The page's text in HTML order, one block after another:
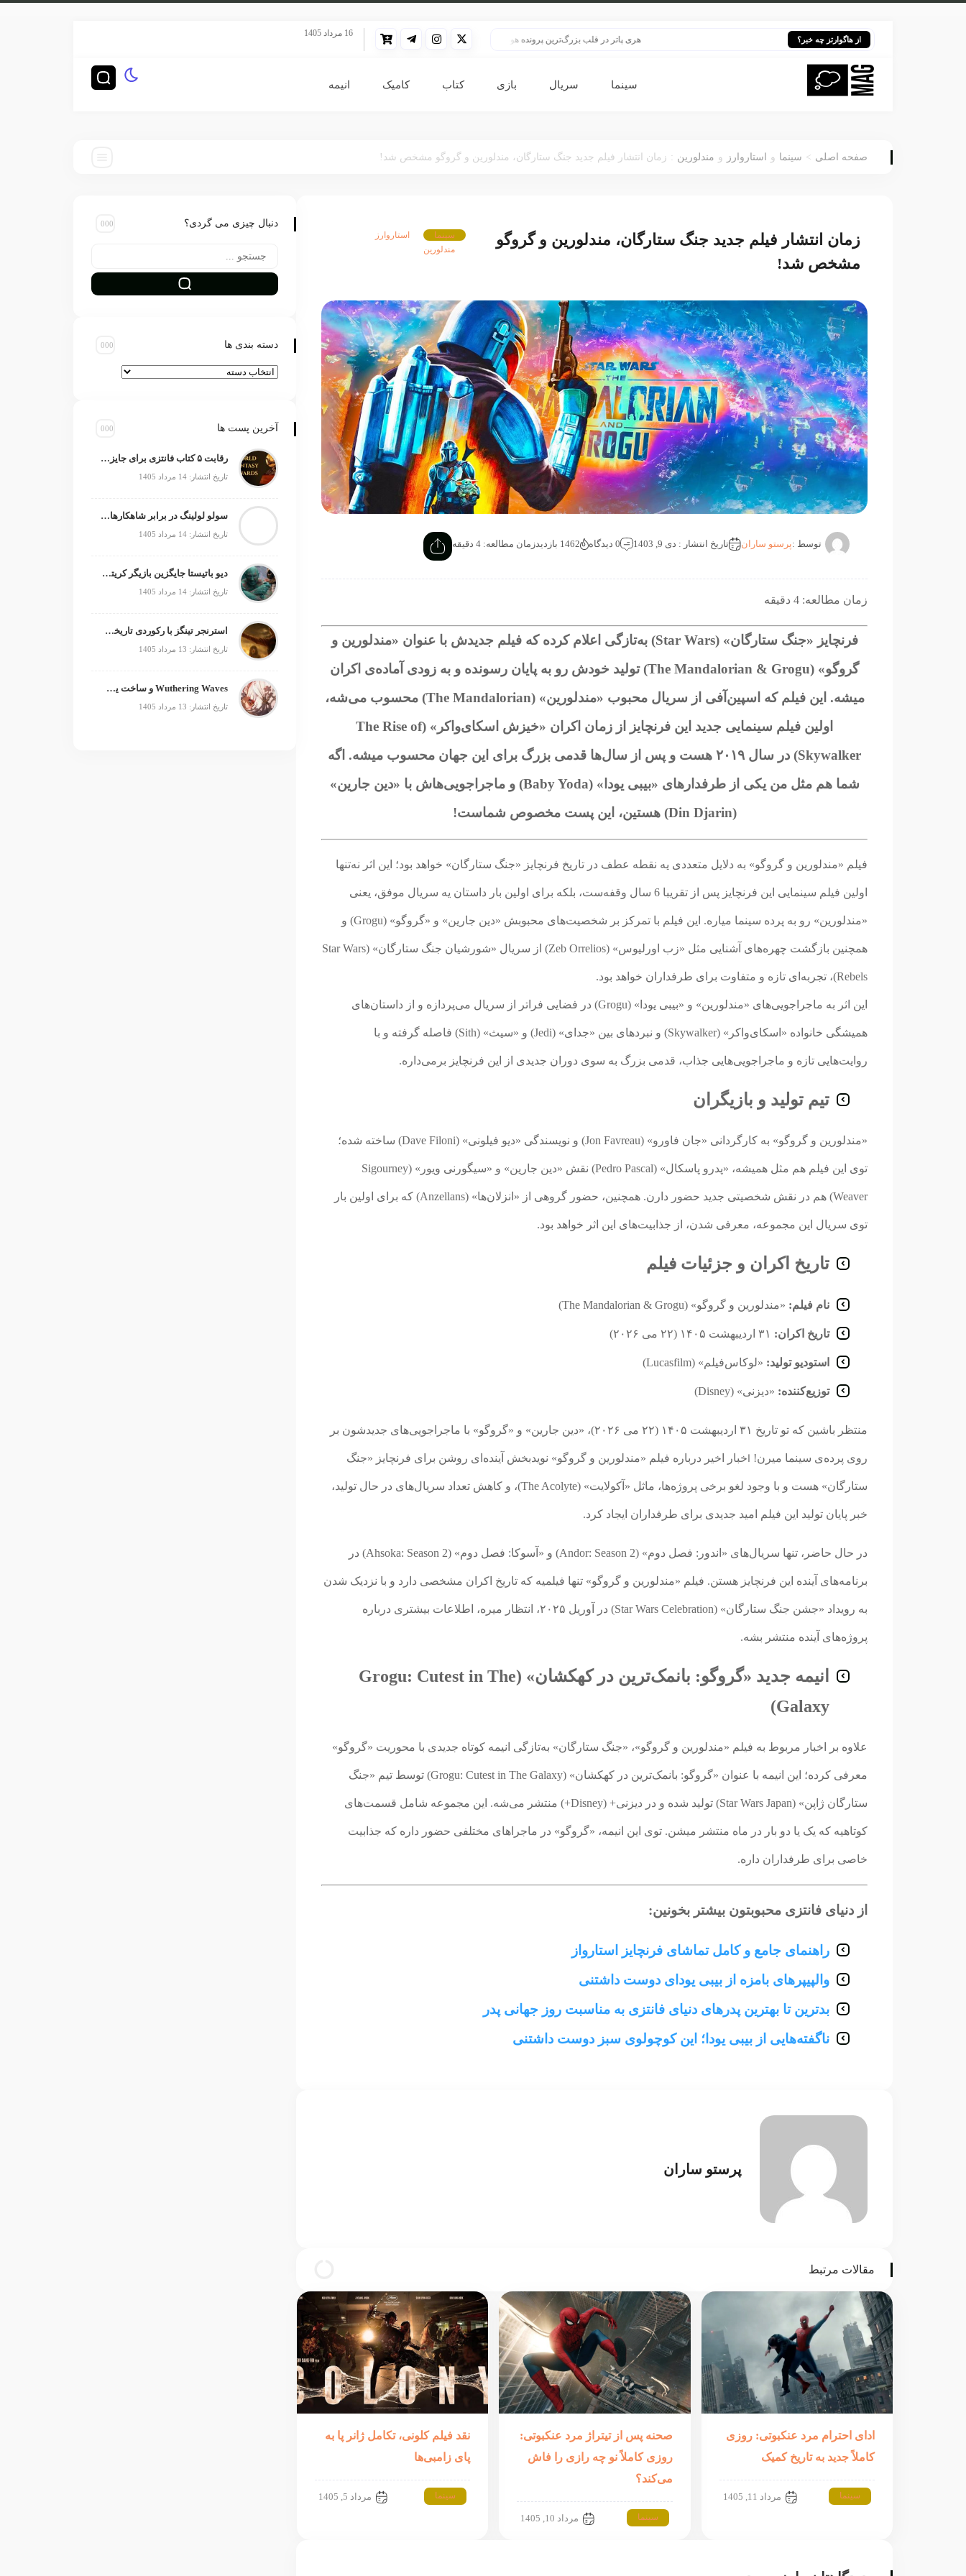
از هاگوارتز چه خبر؟ هری پاتر در قلب بزرگ‌ترین پرونده هوش مصنوعی HBO سنت قدیمی خود را برای پخش سریال هری پاتر تغییر داد
16 مرداد 1405
سینما سریال بازی کتاب کامیک انیمه
صفحه اصلی > سینما و استاروارز و مندلورین : زمان انتشار فیلم جدید جنگ ستارگان، مندلورین و گروگو مشخص شد!
زمان انتشار فیلم جدید جنگ ستارگان، مندلورین و گروگو
مشخص شد!
سینما
استاروارز
مندلورین
توسط :پرستو ساران تاریخ انتشار : دی 9, 1403 0 دیدگاه 1462 بازدید زمان مطالعه: 4 دقیقه
زمان مطالعه: 4 دقیقه
فرنچایز «جنگ ستارگان» (Star Wars) به‌تازگی اعلام کرده که فیلم جدیدش با عنوان «مندلورین و
گروگو» (The Mandalorian & Grogu) تولید خودش رو به پایان رسونده و به زودی آماده‌ی اکران
میشه. این فیلم که اسپین‌آفی از سریال محبوب «مندلورین» (The Mandalorian) محسوب می‌شه،
اولین فیلم سینمایی جدید این فرنچایز از زمان اکران «خیزش اسکای‌واکر» (The Rise of
Skywalker) در سال ۲۰۱۹ هست و پس از سال‌ها قدمی بزرگ برای این جهان محسوب میشه. اگه
شما هم مثل من یکی از طرفدارهای «بیبی یودا» (Baby Yoda) و ماجراجویی‌هاش با «دین جارین»
(Din Djarin) هستین، این پست مخصوص شماست!
فیلم «مندلورین و گروگو» به دلایل متعددی یه نقطه عطف در تاریخ فرنچایز «جنگ ستارگان» خواهد بود؛ این اثر نه‌تنها
اولین فیلم سینمایی این فرنچایز پس از تقریبا 6 سال وقفه‌ست، بلکه برای اولین بار داستان یه سریال موفق، یعنی
«مندلورین» رو به پرده سینما میاره. این فیلم با تمرکز بر شخصیت‌های محبوبش «دین جارین» و «گروگو» (Grogu) و
همچنین بازگشت چهره‌های آشنایی مثل «زب اورلیوس» (Zeb Orrelios) از سریال «شورشیان جنگ ستارگان» (Star Wars
Rebels)، تجربه‌ای تازه و متفاوت برای طرفداران خواهد بود.
این اثر به ماجراجویی‌های «مندلورین» و «بیبی یودا» (Grogu) در فضایی فراتر از سریال می‌پردازه و از داستان‌های
همیشگی خانواده «اسکای‌واکر» (Skywalker) و نبردهای بین «جدای» (Jedi) و «سیث» (Sith) فاصله گرفته و با
روایت‌هایی تازه و ماجراجویی‌هایی جذاب، قدمی بزرگ به سوی دوران جدیدی از این فرنچایز برمی‌داره.
تیم تولید و بازیگران
«مندلورین و گروگو» به کارگردانی «جان فاورو» (Jon Favreau) و نویسندگی «دیو فیلونی» (Dave Filoni) ساخته شده؛
توی این فیلم هم مثل همیشه، «پدرو پاسکال» (Pedro Pascal) نقش «دین جارین» و «سیگورنی ویور» (Sigourney
Weaver) هم در نقش شخصیتی جدید حضور دارن. همچنین، حضور گروهی از «انزلان‌ها» (Anzellans) که برای اولین بار
توی سریال این مجموعه، معرفی شدن، از جذابیت‌های این اثر خواهد بود.
تاریخ اکران و جزئیات فیلم
نام فیلم: «مندلورین و گروگو» (The Mandalorian & Grogu)
تاریخ اکران:
استودیو تولید: «لوکاس‌فیلم» (Lucasfilm)
توزیع‌کننده: «دیزنی» (Disney)
منتظر باشین که تو تاریخ ۳۱ اردیبهشت ۱۴۰۵ (۲۲ می ۲۰۲۶)، «دین جارین» و «گروگو» با ماجراجویی‌های جدیدشون بر
روی پرده‌ی سینما میرن! خبار اخیر درباره فیلم «مندلورین و گروگو» نویدبخش آینده‌ای روشن برای فرنچایز «جنگ
ستارگان» هست و با وجود لغو برخی پروژه‌ها، ماثل «آکولایت» (The Acolyte)، و کاهش تعداد سریال‌های در حال تولید،
خبر پایان تولید این فیلم امید جدیدی برای طرفداران ایجاد کرد.
در حال حاضر، تنها سریال‌های «اندور: فصل دوم» (Andor: Season 2) و «آسوکا: فصل دوم» (Ahsoka: Season 2) در
برنامه‌های آینده این فرنچایز هستن. فیلم «مندلورین و گروگو» تنها فیلمیه که تاریخ اکران مشخصی دارد و با نزدیک شدن
به رویداد «جشن جنگ ستارگان» (Star Wars Celebration) در آوریل ۲۰۲۵، انتظار میره، اطلاعات بیشتری درباره
پروژه‌های آینده منتشر بشه.
انیمه جدید «گروگو: بانمک‌ترین در کهکشان» (Grogu: Cutest in The
Galaxy)
علاوه بر اخبار مربوط به فیلم «مندلورین و گروگو»، «جنگ ستارگان» به‌تازگی انیمه کوتاه جدیدی با محوریت «گروگو»
معرفی کرده؛ این انیمه با عنوان «گروگو: بانمک‌ترین در کهکشان» (Grogu: Cutest in The Galaxy) توسط تیم «جنگ
ستارگان ژاپن» (Star Wars Japan) تولید شده و در دیزنی+ (Disney+) منتشر می‌شه. این مجموعه شامل قسمت‌های
کوتاهیه که یک یا دو بار در ماه منتشر میشن. توی این انیمه، «گروگو» در ماجراهای مختلفی حضور داره که جذابیت
خاصی برای طرفداران داره.
از دنیای فانتزی محبوبتون بیشتر بخونین:
راهنمای جامع و کامل تماشای فرنچایز استارواز
والپیپرهای بامزه از بیبی یودای دوست داشتنی
بدترین تا بهترین پدرهای دنیای فانتزی به مناسبت روز جهانی پدر
ناگفته‌هایی از بیبی یودا؛ این کوچولوی سبز دوست داشتنی
پرستو ساران
مقالات مرتبط
ادای احترام مرد عنکبوتی: روزی
کاملاً جدید به تاریخ کمیک
سینما مرداد 11, 1405
صحنه پس از تیتراژ مرد عنکبوتی:
روزی کاملاً نو چه رازی را فاش
می‌کند؟
سینما مرداد 10, 1405
نقد فیلم کلونی، تکامل ژانر پا به
پای زامبی‌ها
سینما مرداد 5, 1405
دنبال چیزی می گردی؟
دسته بندی ها
آخرین پست ها
رقابت ۵ کتاب فانتزی برای جایزه جهانی ۲۰۲۶
تاریخ انتشار: 14 مرداد 1405
سولو لولینگ در برابر شاهکارهای انیمه؛ چه چیزی کم دارد؟
تاریخ انتشار: 14 مرداد 1405
دیو باتیستا جایگزین بازیگر کریتوس می‌شود؟
تاریخ انتشار: 14 مرداد 1405
استرنجر تینگز با رکوردی تاریخی صدرنشین شد
تاریخ انتشار: 13 مرداد 1405
Wuthering Waves و ساخت یک فرنچایز بزرگ؛ از بازی تا انیمه
تاریخ انتشار: 13 مرداد 1405